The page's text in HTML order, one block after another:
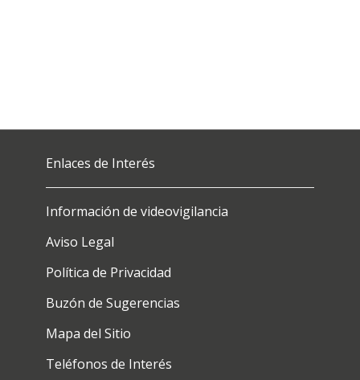
Enlaces de Interés
Información de videovigilancia
Aviso Legal
Política de Privacidad
Buzón de Sugerencias
Mapa del Sitio
Teléfonos de Interés